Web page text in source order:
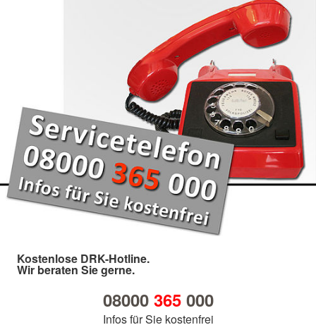
Kostenlose DRK-Hotline.
Wir beraten Sie gerne.
08000 365000
Infos für Sie kostenfrei